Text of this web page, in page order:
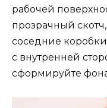
рабочей
прозрачный
соседние
с внутренней
сформируйте